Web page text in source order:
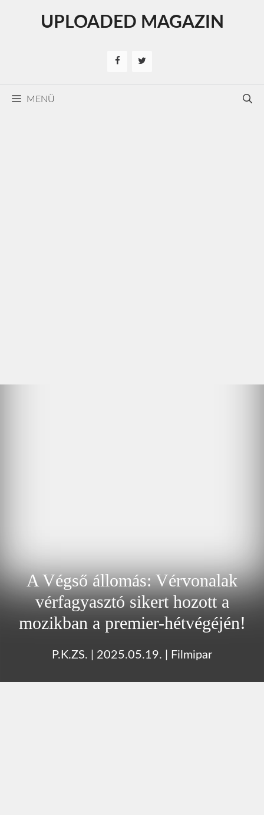
UPLOADED MAGAZIN
MENÜ
A Végső állomás: Vérvonalak
vérfagyasztó sikert hozott a
mozikban a premier-hétvégéjén!
P.K.ZS. 2025.05.19. Filmipar